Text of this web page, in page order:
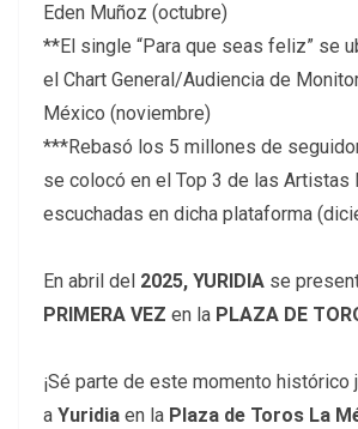
Eden Muñoz (octubre)
**El single “Para que seas feliz” se
el Chart General/Audiencia de
México (noviembre)
***Rebasó los 5 millones de
se colocó en el Top 3 de las Artistas
escuchadas en dicha plataforma
En abril del 2025, YURIDIA se
PRIMERA VEZ en la PLAZA DE
¡Sé parte de este momento histórico
a Yuridia en la Plaza de Toros La